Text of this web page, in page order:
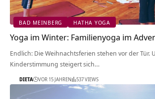
BAD MEINBERG HATHA YOGA
Yoga im Winter: Familienyoga im
Endlich: Die Weihnachtsferien stehen vor der Tür.
Kinderstimmung steigert sich…
DIETA VOR 15 JAHREN 537 VIEWS